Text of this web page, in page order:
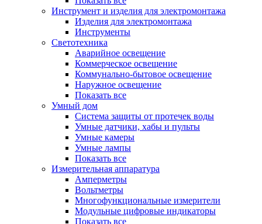
Инструмент и изделия для электромонтажа
Изделия для электромонтажа
Инструменты
Светотехника
Аварийное освещение
Коммерческое освещение
Коммунально-бытовое освещение
Наружное освещение
Показать все
Умный дом
Система защиты от протечек воды
Умные датчики, хабы и пульты
Умные камеры
Умные лампы
Показать все
Измерительная аппаратура
Амперметры
Вольтметры
Многофункциональные измерители
Модульные цифровые индикаторы
Показать все